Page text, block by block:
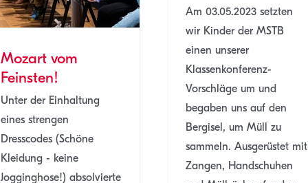
Mozart vom
Feinsten!
Unter der Einhaltung
eines strengen
Dresscodes (Schöne
Kleidung - keine
Jogginghose!) absolvierte
Am 03.05.2023 setzten
wir Kinder der MSTB
einen unserer
Klassenkonferenz-
Vorschläge um und
begaben uns auf den
Bergisel, um Müll zu
sammeln. Ausgerüstet mit
Zangen, Handschuhen